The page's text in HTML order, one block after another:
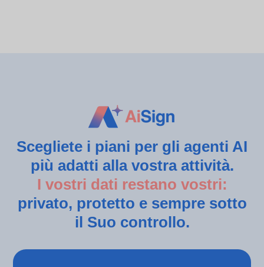
Scegliete i piani per gli agenti AI
più adatti alla vostra attività.
I vostri dati restano vostri:
privato, protetto e sempre sotto
il Suo controllo.